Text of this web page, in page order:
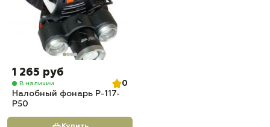
1 265 руб
В наличии
0
Налобный фонарь P-117-
P50